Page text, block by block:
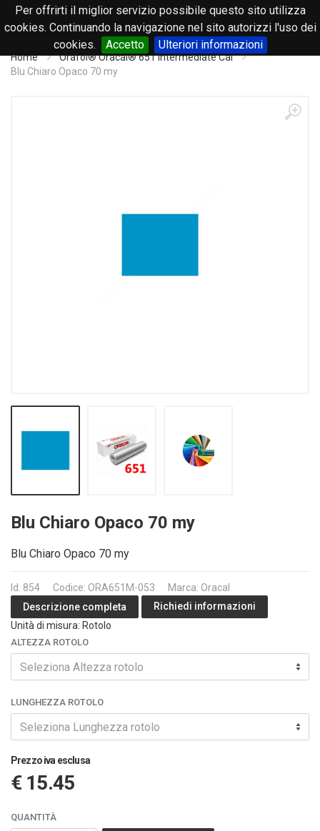
Per offrirti il miglior servizio possibile questo sito utilizza
cookies. Continuando la navigazione nel sito autorizzi l'uso dei
cookies.
Accetto Ulteriori informazioni
0
Home
Orafol® Oracal® 651 Intermediate Cal
Blu Chiaro Opaco 70 my
Blu Chiaro Opaco 70 my
Blu Chiaro Opaco 70 my
Id: 854 Codice: ORA651M-053
Marca: Oracal
Descrizione completa
Richiedi informazioni
Unità di misura: Rotolo
ALTEZZA ROTOLO
Seleziona Altezza rotolo
LUNGHEZZA ROTOLO
Seleziona Lunghezza rotolo
Prezzo iva esclusa
€ 15.45
QUANTITÀ